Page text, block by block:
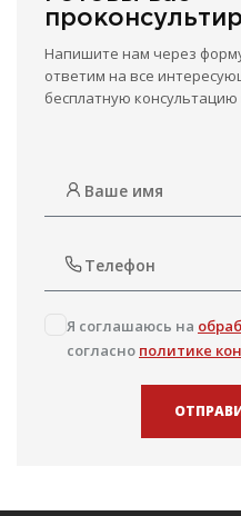
Напишите нам через
ответим на все
бесплатную
Я соглашаюсь на
согласно политике